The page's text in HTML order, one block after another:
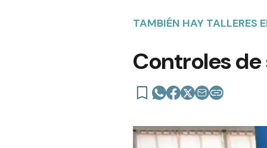
TAMBIÉN HAY TALLERES
Controles